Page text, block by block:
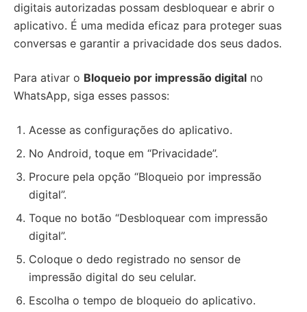
digitais autorizadas possam desbloquear e abrir o
aplicativo. É uma medida eficaz para proteger suas
conversas e garantir a privacidade dos seus dados.
Para ativar o Bloqueio por impressão digital no
WhatsApp, siga esses passos:
Acesse as configurações do aplicativo.
No Android, toque em “Privacidade”.
Procure pela opção “Bloqueio por impressão
digital”.
Toque no botão “Desbloquear com impressão
digital”.
Coloque o dedo registrado no sensor de
impressão digital do seu celular.
Escolha o tempo de bloqueio do aplicativo.